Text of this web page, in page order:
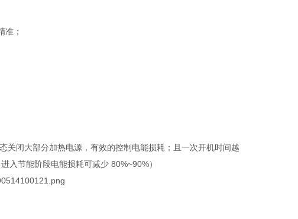
准；
关闭大部分加热电源，有效的控制电能损耗；且一次开机时间越
入节能阶段电能损耗可减少 80%~90%）